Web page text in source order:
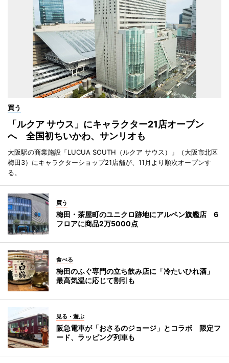
買う
「ルクア サウス」にキャラクター21店オープン
へ 全国初ちいかわ、サンリオも
大阪駅の商業施設「LUCUA SOUTH（ルクア サウス）」（大阪市北区
梅田3）にキャラクターショップ21店舗が、11月より順次オープンす
る。
買う
梅田・茶屋町のユニクロ跡地にアルペン旗艦店 6
フロアに商品2万5000点
食べる
梅田のふぐ専門の立ち飲み店に「冷たいひれ酒」
最高気温に応じて割引も
見る・遊ぶ
阪急電車が「おさるのジョージ」とコラボ 限定フ
ード、ラッピング列車も